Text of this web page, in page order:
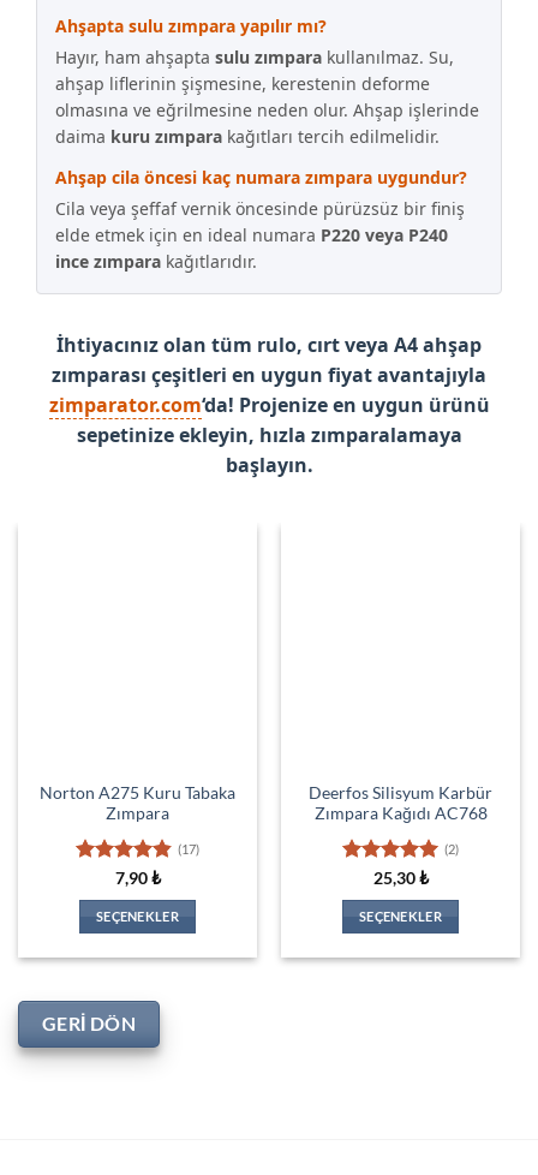
Ahşapta sulu zımpara yapılır mı?
Hayır, ham ahşapta sulu zımpara kullanılmaz. Su,
ahşap liflerinin şişmesine, kerestenin deforme
olmasına ve eğrilmesine neden olur. Ahşap işlerinde
daima kuru zımpara kağıtları tercih edilmelidir.
Ahşap cila öncesi kaç numara zımpara uygundur?
Cila veya şeffaf vernik öncesinde pürüzsüz bir finiş
elde etmek için en ideal numara P220 veya P240
ince zımpara kağıtlarıdır.
İhtiyacınız olan tüm rulo, cırt veya A4 ahşap
zımparası çeşitleri en uygun fiyat avantajıyla
zimparator.com‘da! Projenize en uygun ürünü
sepetinize ekleyin, hızla zımparalamaya
başlayın.
Norton A275 Kuru Tabaka
Zımpara
5 üzerinden
4.82oy
aldı
(17)
7,90₺
SEÇENEKLER
varyasyonu
Deerfos Silisyum Karbür
Zımpara Kağıdı AC768
5 üzerinden
5oy aldı
(2)
25,30₺
SEÇENEKLER
GERI DÖN